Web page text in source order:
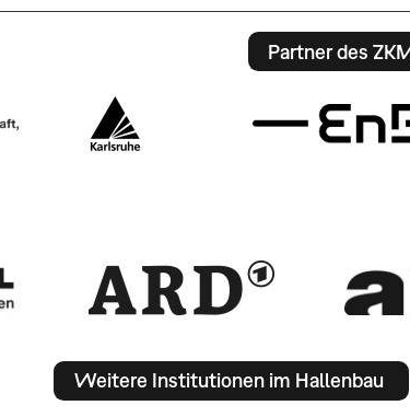
Partner des
Weitere Institutionen im Hallenbau